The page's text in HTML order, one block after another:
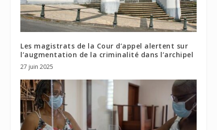
Les magistrats de la Cour d’appel alertent sur
l’augmentation de la criminalité dans l’archipel
27 juin 2025